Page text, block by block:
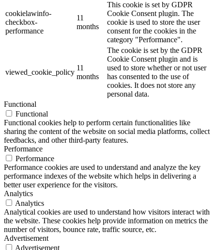
cookielawinfo-
checkbox-
performance
11
months
This cookie is set by GDPR
Cookie Consent plugin. The
cookie is used to store the user
consent for the cookies in the
category "Performance".
viewed_cookie_policy
11
months
The cookie is set by the GDPR
Cookie Consent plugin and is
used to store whether or not user
has consented to the use of
cookies. It does not store any
personal data.
Functional
Functional
Functional cookies help to perform certain functionalities like
sharing the content of the website on social media platforms, collect
feedbacks, and other third-party features.
Performance
Performance
Performance cookies are used to understand and analyze the key
performance indexes of the website which helps in delivering a
better user experience for the visitors.
Analytics
Analytics
Analytical cookies are used to understand how visitors interact with
the website. These cookies help provide information on metrics the
number of visitors, bounce rate, traffic source, etc.
Advertisement
Advertisement